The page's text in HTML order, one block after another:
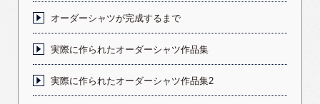
オーダーシャツが完成するまで
実際に作られたオーダーシャツ作品集
実際に作られたオーダーシャツ作品集2